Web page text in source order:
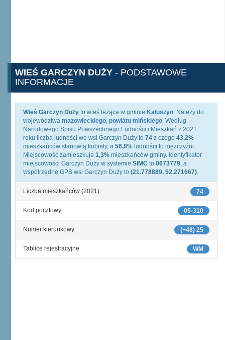
WIEŚ GARCZYN DUŻY - PODSTAWOWE
INFORMACJE
Wieś Garczyn Duży to wieś leżąca w gminie Kałuszyn. Należy do
województwa mazowieckiego, powiatu mińskiego. Według
Narodowego Spisu Powszechnego Ludności i Mieszkań z 2021
roku liczba ludności we wsi Garczyn Duży to 74 z czego 43,2%
mieszkańców stanowią kobiety, a 56,8% ludności to mężczyźni.
Miejscowość zamieszkuje 1,3% mieszkańców gminy. Identyfikator
miejscowości Garczyn Duży w systemie SIMC to 0673779, a
współrzędne GPS wsi Garczyn Duży to (21.778889, 52.271667).
74
Liczba mieszkańców (2021)
05-310
Kod pocztowy
(+48) 25
Numer kierunkowy
WM
Tablice rejestracyjne